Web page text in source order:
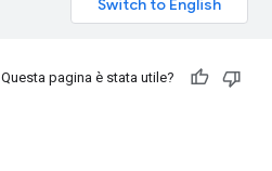
Questa pagina è stata utile?